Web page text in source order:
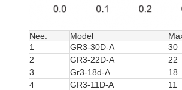
Nee. Model
1
GR3-30D-A 30
2
GR3-22D-A 22
3
Gr3-18d-A 18
4
GR3-11D-A 11